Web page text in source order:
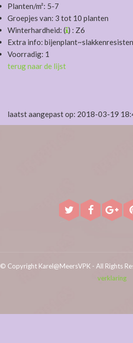
Planten/m²: 5-7
Groepjes van: 3 tot 10 planten
Winterhardheid: ( ) : Z6
Extra info:
Voorradig: 1
terug naar de lijst
laatst aangepast op: 2018-03-19
© Copyright Karel@MeersVPK - All Rights
verklaring